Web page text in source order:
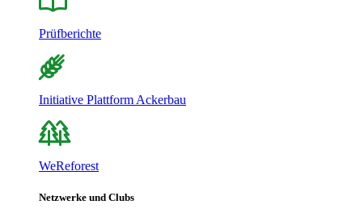
Prüfberichte
Initiative Plattform Ackerbau
WeReforest
Netzwerke und Clubs